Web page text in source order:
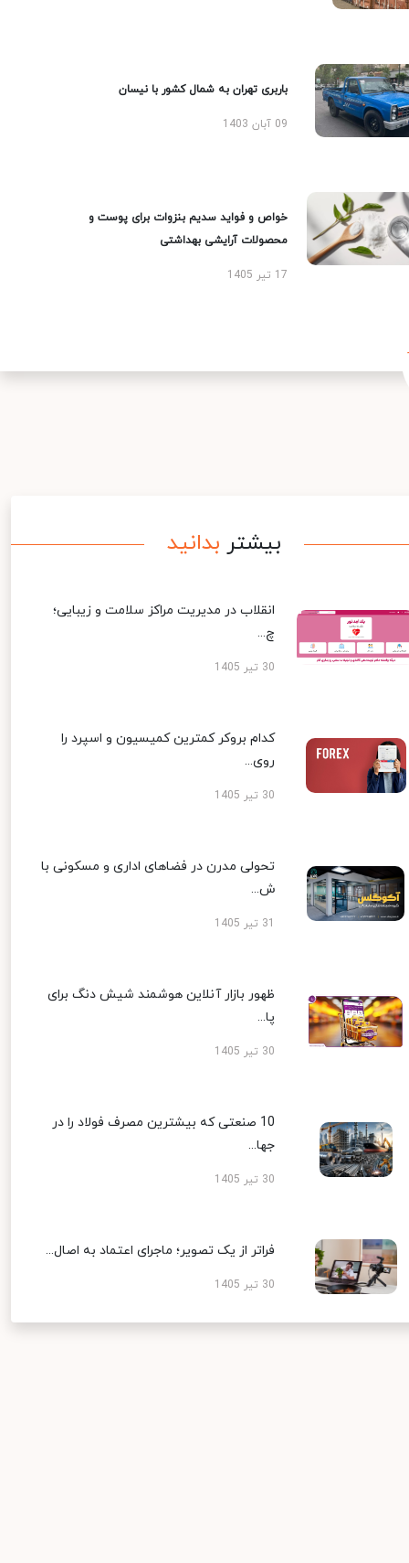
باربری تهران به شمال کشور با نیسان
09 آبان 1403
خواص و فواید سدیم بنزوات برای پوست و
محصولات آرایشی بهداشتی
17 تیر 1405
بیشتر بدانید
انقلاب در مدیریت مراکز سلامت و زیبایی؛
چ...
30 تیر 1405
کدام بروکر کمترین کمیسیون و اسپرد را
روی...
30 تیر 1405
تحولی مدرن در فضاهای اداری و مسکونی با
ش...
ظهور بازار آنلاین هوشمند شیش دنگ برای
پا...
30 تیر 1405
10 صنعتی که بیشترین مصرف فولاد را در
جها...
30 تیر 1405
فراتر از یک تصویر؛ ماجرای اعتماد به اصال...
30 تیر 1405